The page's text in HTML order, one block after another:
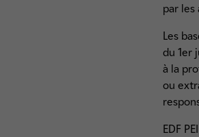
par les
Les
du 1er
à la
ou
EDF